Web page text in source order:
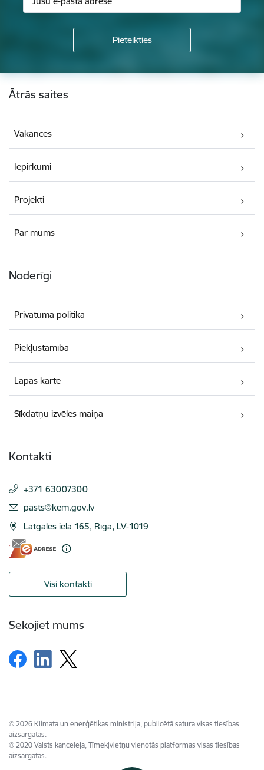
Kājene
Ātrās saites
Vakances
Iepirkumi
Projekti
Par mums
Noderīgi
Privātuma politika
Piekļūstamība
Lapas karte
Sīkdatņu izvēles maiņa
Kontakti
+371 63007300
E-pasts:
pasts@kem.gov.lv
Latgales iela 165, Rīga, LV-1019
Visi kontakti
Sekojiet mums
© 2026 Klimata un enerģētikas ministrija, publicētā satura visas tiesības
aizsargātas.
© 2020 Valsts kanceleja, Tīmekļvietņu vienotās platformas visas tiesības
aizsargātas.